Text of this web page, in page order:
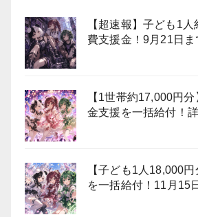
【超速報】子ども1
費支援金！9月21日
【1世帯約17,000円
金支援を一括給付！
【子ども1人18,000
を一括給付！11月15